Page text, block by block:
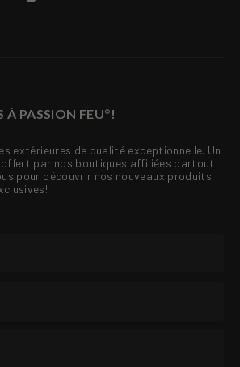
À PASSION FEU ® !
extérieures de qualité exceptionnelle. Un
offert par nos boutiques affiliées partout
pour découvrir nos nouveaux produits